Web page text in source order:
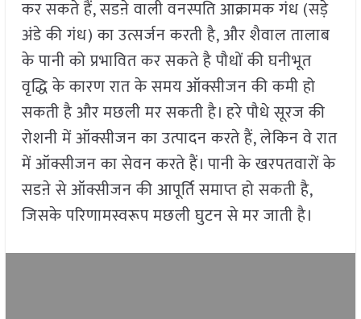
कर सकते हैं, सडऩे वाली वनस्पति आक्रामक गंध (सड़े
अंडे की गंध) का उत्सर्जन करती है, और शैवाल तालाब
के पानी को प्रभावित कर सकते है पौधों की घनीभूत
वृद्धि के कारण रात के समय ऑक्सीजन की कमी हो
सकती है और मछली मर सकती है। हरे पौधे सूरज की
रोशनी में ऑक्सीजन का उत्पादन करते हैं, लेकिन वे रात
में ऑक्सीजन का सेवन करते हैं। पानी के खरपतवारों के
सडऩे से ऑक्सीजन की आपूर्ति समाप्त हो सकती है,
जिसके परिणामस्वरूप मछली घुटन से मर जाती है।